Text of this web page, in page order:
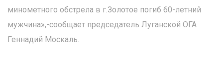
минометного обстрела в г.Золотое погиб 60-летний
мужчина»,-сообщает председатель Луганской ОГА
Геннадий Москаль.